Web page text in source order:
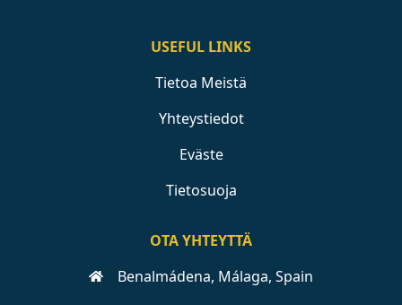
USEFUL LINKS
Tietoa Meistä
Yhteystiedot
Eväste
Tietosuoja
OTA YHTEYTTÄ
Benalmádena, Málaga, Spain